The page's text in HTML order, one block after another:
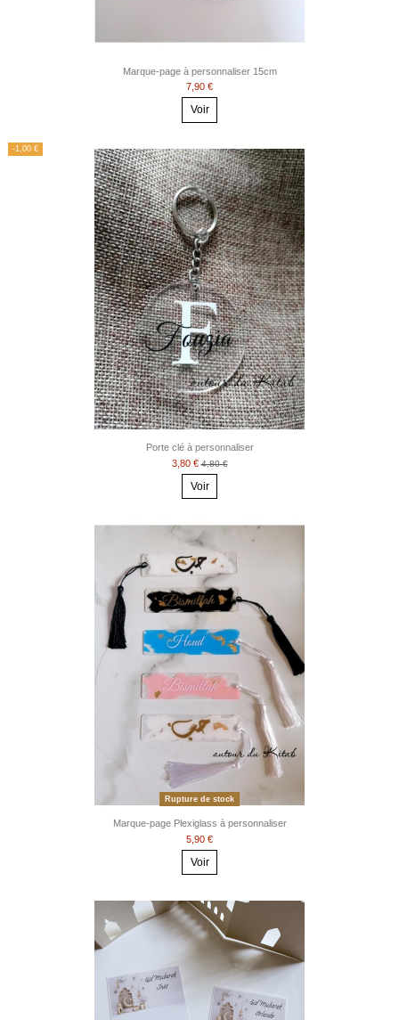
Marque-page à personnaliser 15cm
7,90 €
Voir
-1,00 €
Porte clé à personnaliser
3,80 €4,80 €
Voir
Rupture de stock
Marque-page Plexiglass à personnaliser
5,90 €
Voir